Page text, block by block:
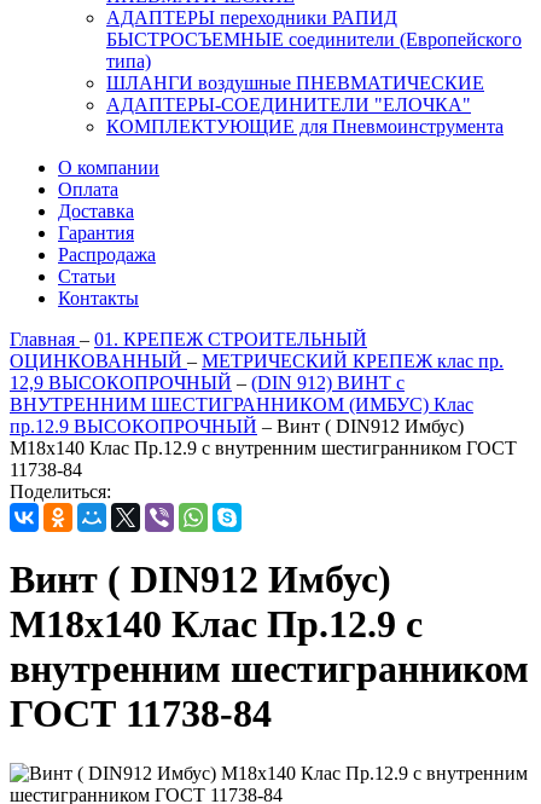
АДАПТЕРЫ переходники РАПИД
БЫСТРОСЪЕМНЫЕ соединители (Европейского
типа)
ШЛАНГИ воздушные ПНЕВМАТИЧЕСКИЕ
АДАПТЕРЫ-СОЕДИНИТЕЛИ "ЕЛОЧКА"
КОМПЛЕКТУЮЩИЕ для Пневмоинструмента
О компании
Оплата
Доставка
Гарантия
Распродажа
Статьи
Контакты
Главная – 01. КРЕПЕЖ СТРОИТЕЛЬНЫЙ
ОЦИНКОВАННЫЙ – МЕТРИЧЕСКИЙ КРЕПЕЖ клас пр.
12,9 ВЫСОКОПРОЧНЫЙ – (DIN 912) ВИНТ с
ВНУТРЕННИМ ШЕСТИГРАННИКОМ (ИМБУС) Клас
пр.12.9 ВЫСОКОПРОЧНЫЙ – Винт ( DIN912 Имбус)
М18х140 Клас Пр.12.9 с внутренним шестигранником ГОСТ
11738-84
Поделиться:
Винт ( DIN912 Имбус)
М18х140 Клас Пр.12.9 с
внутренним шестигранником
ГОСТ 11738-84